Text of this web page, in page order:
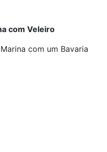
com Veleiro
com um Bavaria